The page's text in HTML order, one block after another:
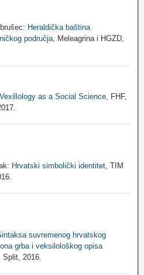
Heraldička baština
područja, Meleagrina i HGZD,
Vexillology as a Social Science , FHF,
Hrvatski simbolički identitet , TIM
suvremenog hrvatskog
grba i veksilološkog opisa
2016.